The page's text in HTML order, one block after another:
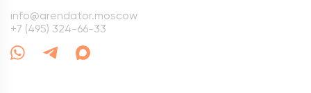
info@arendator.moscow
+7 (495) 324-66-33